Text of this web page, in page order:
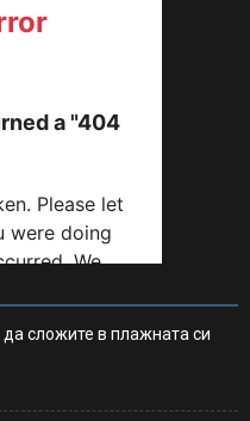
сложите в плажната си